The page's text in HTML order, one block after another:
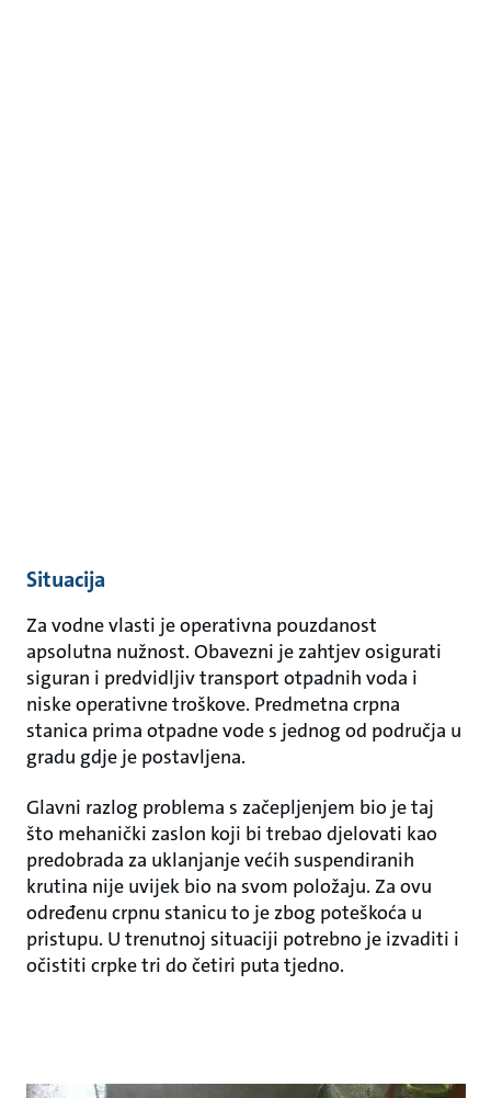
Situacija
Za vodne vlasti je operativna pouzdanost
apsolutna nužnost. Obavezni je zahtjev osigurati
siguran i predvidljiv transport otpadnih voda i
niske operativne troškove. Predmetna crpna
stanica prima otpadne vode s jednog od područja u
gradu gdje je postavljena.
Glavni razlog problema s začepljenjem bio je taj
što mehanički zaslon koji bi trebao djelovati kao
predobrada za uklanjanje većih suspendiranih
krutina nije uvijek bio na svom položaju. Za ovu
određenu crpnu stanicu to je zbog poteškoća u
pristupu. U trenutnoj situaciji potrebno je izvaditi i
očistiti crpke tri do četiri puta tjedno.